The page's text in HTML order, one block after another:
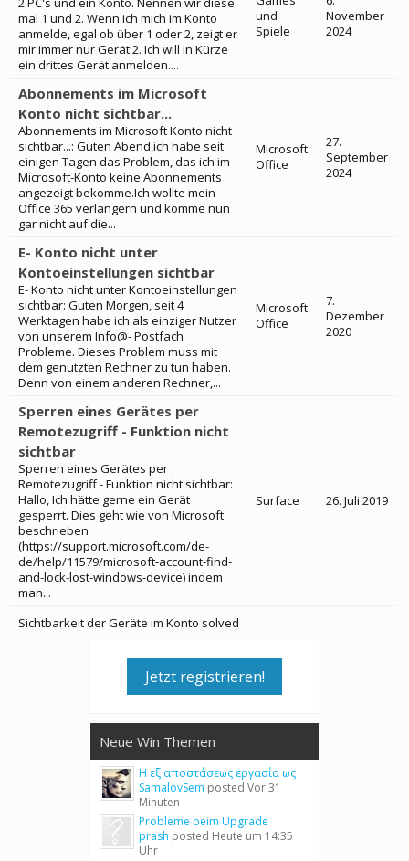
mal 1 und 2. Wenn ich mich im Konto
anmelde, egal ob über 1 oder 2, zeigt er
mir immer nur Gerät 2. Ich will in Kürze
ein drittes Gerät anmelden....
und
Spiele
November
2024
Abonnements im Microsoft
Konto nicht sichtbar...
Abonnements im Microsoft Konto nicht
sichtbar...: Guten Abend,ich habe seit
einigen Tagen das Problem, das ich im
Microsoft-Konto keine Abonnements
angezeigt bekomme.Ich wollte mein
Office 365 verlängern und komme nun
gar nicht auf die...
Microsoft
Office
27.
September
2024
E- Konto nicht unter
Kontoeinstellungen sichtbar
E- Konto nicht unter Kontoeinstellungen
sichtbar: Guten Morgen, seit 4
Werktagen habe ich als einziger Nutzer
von unserem Info@- Postfach
Probleme. Dieses Problem muss mit
dem genutzten Rechner zu tun haben.
Denn von einem anderen Rechner,...
Microsoft
Office
7.
Dezember
2020
Sperren eines Gerätes per
Remotezugriff - Funktion nicht
sichtbar
Sperren eines Gerätes per
Remotezugriff - Funktion nicht sichtbar:
Hallo, Ich hätte gerne ein Gerät
gesperrt. Dies geht wie von Microsoft
beschrieben
(https://support.microsoft.com/de-
de/help/11579/microsoft-account-find-
and-lock-lost-windows-device) indem
man...
Surface 26. Juli 2019
Sichtbarkeit der Geräte im Konto solved
Jetzt registrieren!
Neue Win Themen
Η εξ αποστάσεως εργασία ως
SamalovSem posted Vor 31
Minuten
Probleme beim Upgrade
prash posted Heute um 14:35
Uhr